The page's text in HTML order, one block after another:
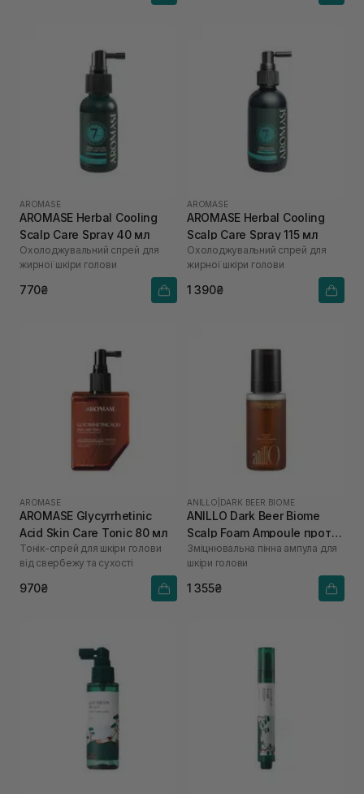
AROMASE
AROMASE Herbal Cooling
Scalp Care Spray 40 мл
Охолоджувальний спрей для
жирної шкіри голови
770₴
AROMASE
AROMASE Herbal Cooling
Scalp Care Spray 115 мл
Охолоджувальний спрей для
жирної шкіри голови
1 390₴
AROMASE
AROMASE Glycyrrhetinic
Acid Skin Care Tonic 80 мл
Тонік-спрей для шкіри голови
від свербежу та сухості
970₴
ANILLO DARK BEER BIOME
ANILLO Dark Beer Biome
Scalp Foam Ampoule проти
випадіння волосся 95 мл
Зміцнювальна пінна ампула для
шкіри голови
1 355₴